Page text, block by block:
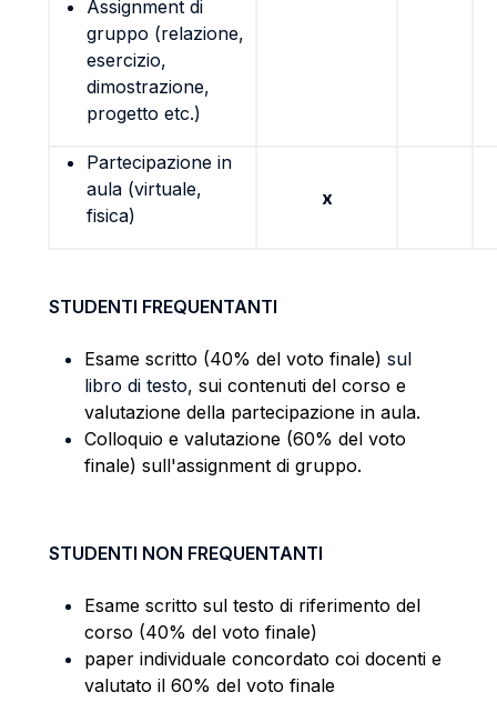
Assignment di
gruppo (relazione,
esercizio,
dimostrazione,
progetto etc.)
Partecipazione in
aula (virtuale,
fisica)
x
STUDENTI FREQUENTANTI
Esame scritto (40% del voto finale) sul
libro di testo, sui contenuti del corso e
valutazione della partecipazione in aula.
Colloquio e valutazione (60% del voto
finale) sull'assignment di gruppo.
STUDENTI NON FREQUENTANTI
Esame scritto sul testo di riferimento del
corso (40% del voto finale)
paper individuale concordato coi docenti e
valutato il 60% del voto finale